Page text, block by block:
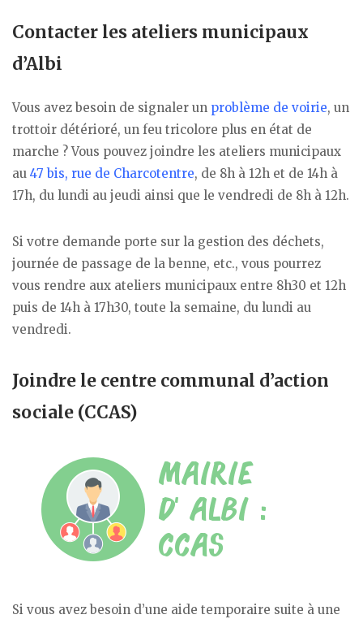
Contacter les ateliers municipaux
d’Albi
Vous avez besoin de signaler un problème de voirie, un
trottoir détérioré, un feu tricolore plus en état de
marche ? Vous pouvez joindre les ateliers municipaux
au 47 bis, rue de Charcotentre, de 8h à 12h et de 14h à
17h, du lundi au jeudi ainsi que le vendredi de 8h à 12h.
Si votre demande porte sur la gestion des déchets,
journée de passage de la benne, etc., vous pourrez
vous rendre aux ateliers municipaux entre 8h30 et 12h
puis de 14h à 17h30, toute la semaine, du lundi au
vendredi.
Joindre le centre communal d’action
sociale (CCAS)
Si vous avez besoin d’une aide temporaire suite à une